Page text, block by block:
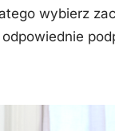
wybierz